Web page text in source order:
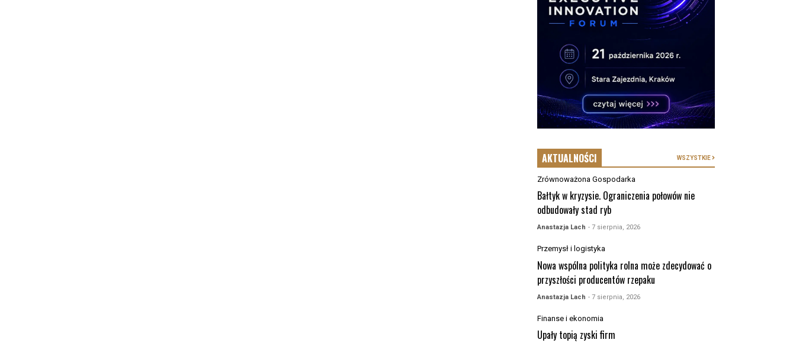
AKTUALNOŚCI WSZYSTKIE
Zrównoważona Gospodarka
Bałtyk w kryzysie. Ograniczenia połowów nie
odbudowały stad ryb
Anastazja Lach - 7 sierpnia, 2026
Przemysł i logistyka
Nowa wspólna polityka rolna może zdecydować o
przyszłości producentów rzepaku
Anastazja Lach - 7 sierpnia, 2026
Finanse i ekonomia
Upały topią zyski firm